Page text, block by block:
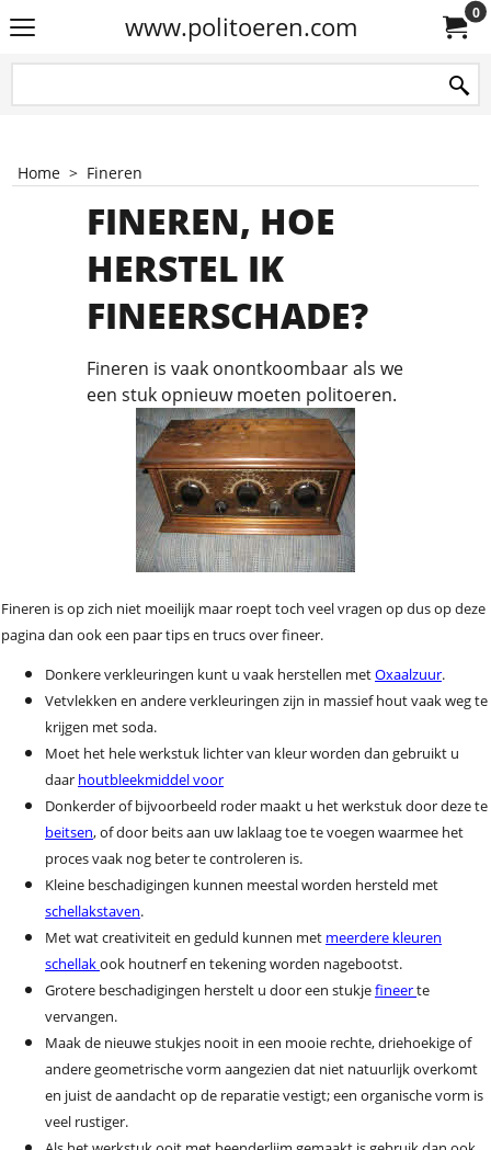
www.politoeren.com 0
Home > Fineren
FINEREN, HOE
HERSTEL IK
FINEERSCHADE?
Fineren is vaak onontkoombaar als we
een stuk opnieuw moeten politoeren.
Fineren is op zich niet moeilijk maar roept toch veel vragen op dus op deze
pagina dan ook een paar tips en trucs over fineer.
Donkere verkleuringen kunt u vaak herstellen metOxaalzuur.
Vetvlekken en andere verkleuringen zijn in massief hout vaak weg te
krijgen met soda.
Moet het hele werkstuk lichter van kleur worden dan gebruikt u
daar houtbleekmiddel voor
Donkerder of bijvoorbeeld roder maakt u het werkstuk door deze te
beitsen, of door beits aan uw laklaag toe te voegen waarmee het
proces vaak nog beter te controleren is.
Kleine beschadigingen kunnen meestal worden hersteld met
schellakstaven.
Met wat creativiteit en geduld kunnen met meerdere kleuren
schellakook houtnerf en tekening worden nagebootst.
Grotere beschadigingen herstelt u door een stukjefineerte
vervangen.
Maak de nieuwe stukjes nooit in een mooie rechte, driehoekige of
andere geometrische vorm aangezien dat niet natuurlijk overkomt
en juist de aandacht op de reparatie vestigt; een organische vorm is
veel rustiger.